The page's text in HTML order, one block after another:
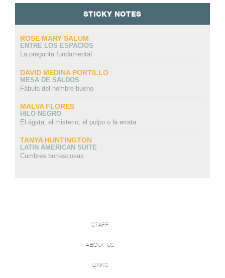
STICKY NOTES
ROSE MARY SALUM
ENTRE LOS ESPACIOS
La pregunta fundamental
DAVID MEDINA PORTILLO
MESA DE SALDOS
Fábula del hombre bueno
MALVA FLORES
HILO NEGRO
El ágata, el misterio, el pulpo o la errata
TANYA HUNTINGTON
LATIN AMERICAN SUITE
Cumbres borrascosas
STAFF
ABOUT US
LINKS